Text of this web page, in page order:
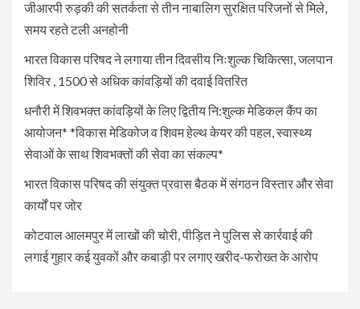
पर जोर
5 UNCATEGORIZED
कोटवाल आलमपुर में लाखों की चोरी,
गुहार कई युवकों और कबाड़ी पर लगाए
खरीद-फरोख्त के आरोप
जीआरपी रुड़की की सतर्कता से तीन नाबालिग सुरक्षित परिजनों से मिले,
समय रहते टली अनहोनी
भारत विकास परिषद ने लगाया तीन दिवसीय निःशुल्क चिकित्सा, जलपान
शिविर , 1500 से अधिक कांवड़ियों की दवाई वितरित
धनौरी में शिवभक्त कांवड़ियों के लिए द्वितीय नि:शुल्क मेडिकल कैंप का
आयोजन* *विकास मेडिकोज व शिवम हेल्थ केयर की पहल, स्वास्थ्य
सेवाओं के साथ शिवभक्तों की सेवा का संकल्प*
भारत विकास परिषद की संयुक्त प्रवास बैठक में संगठन विस्तार और सेवा
कार्यों पर जोर
कोटवाल आलमपुर में लाखों की चोरी, पीड़ित ने पुलिस से कार्रवाई की
लगाई गुहार कई युवकों और कबाड़ी पर लगाए खरीद-फरोख्त के आरोप